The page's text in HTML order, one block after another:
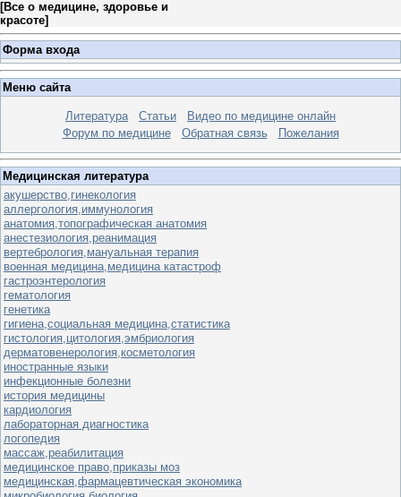
[Все о медицине, здоровье и
красоте]
Форма входа
Меню сайта
Литература Статьи
Видео по медицине онлайн
Форум по медицине
Обратная связь Пожелания
Медицинская литература
акушерство,гинекология
аллергология,иммунология
анатомия,топографическая анатомия
анестезиология,реанимация
вертебрология,мануальная терапия
военная медицина,медицина катастроф
гастроэнтерология
гематология
генетика
гигиена,социальная медицина,статистика
гистология,цитология,эмбриология
дерматовенерология,косметология
иностранные языки
инфекционные болезни
история медицины
кардиология
лабораторная диагностика
логопедия
массаж,реабилитация
медицинское право,приказы моз
медицинская,фармацевтическая экономика